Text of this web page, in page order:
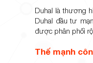
Duhal là thương
Duhal đầu tư
được phân phối
Thế mạnh